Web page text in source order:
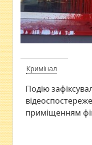
Кримінал
Подію
приміщенням